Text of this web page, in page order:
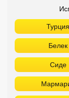
Турция
Белек
Сиде